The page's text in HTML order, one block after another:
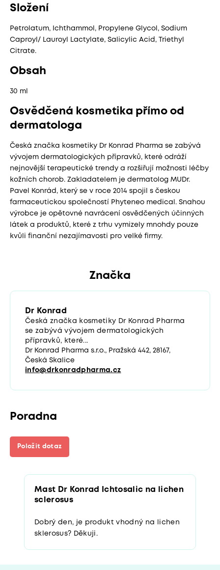
Složení
Petrolatum, Ichthammol, Propylene Glycol, Sodium
Caproyl/ Lauroyl Lactylate, Salicylic Acid, Triethyl
Citrate.
Obsah
30 ml
Osvědčená kosmetika přímo od
dermatologa
Česká značka kosmetiky Dr Konrad Pharma se zabývá
vývojem dermatologických přípravků, které odráží
nejnovější terapeutické trendy a rozšiřují možnosti léčby
kožních chorob. Zakladatelem je dermatolog MUDr.
Pavel Konrád, který se v roce 2014 spojil s českou
farmaceutickou společností Phyteneo medical. Snahou
výrobce je opětovné navrácení osvědčených účinných
látek a produktů, které z trhu vymizely mnohdy pouze
kvůli finanční nezajímavosti pro velké firmy.
Značka
Dr Konrad
Česká značka kosmetiky Dr Konrad Pharma
se zabývá vývojem dermatologických
přípravků, které...
Dr Konrad Pharma s.r.o., Pražská 442, 28167,
Česká Skalice
info@drkonradpharma.cz
Poradna
Položit dotaz
Mast Dr Konrad Ichtosalic na lichen
sclerosus
Dobrý den, je produkt vhodný na lichen
sklerosus? Děkuji.